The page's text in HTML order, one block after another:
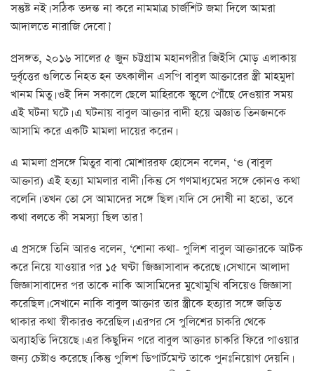
সন্তুষ্ট নই। সঠিক তদন্ত না করে নামমাত্র চার্জশিট জমা দিলে আমরা
আদালতে নারাজি দেবো।’
প্রসঙ্গত, ২০১৬ সালের ৫ জুন চট্টগ্রাম মহানগরীর জিইসি মোড় এলাকায়
দুর্বৃত্তের গুলিতে নিহত হন তৎকালীন এসপি বাবুল আক্তারের স্ত্রী মাহমুদা
খানম মিতু। ওই দিন সকালে ছেলে মাহিরকে স্কুলে পৌঁছে দেওয়ার সময়
এই ঘটনা ঘটে। এ ঘটনায় বাবুল আক্তার বাদী হয়ে অজ্ঞাত তিনজনকে
আসামি করে একটি মামলা দায়ের করেন।
এ মামলা প্রসঙ্গে মিতুর বাবা মোশাররফ হোসেন বলেন, ‘ও (বাবুল
আক্তার) এই হত্যা মামলার বাদী। কিন্তু সে গণমাধ্যমের সঙ্গে কোনও কথা
বলেনি। তখন তো সে আমাদের সঙ্গে ছিল। যদি সে দোষী না হতো, তবে
কথা বলতে কী সমস্যা ছিল তার।’
এ প্রসঙ্গে তিনি আরও বলেন, ‘শোনা কথা- পুলিশ বাবুল আক্তারকে আটক
করে নিয়ে যাওয়ার পর ১৫ ঘণ্টা জিজ্ঞাসাবাদ করেছে। সেখানে আলাদা
জিজ্ঞাসাবাদের পর তাকে নাকি আসামিদের মুখোমুখি বসিয়েও জিজ্ঞাসা
করেছিল। সেখানে নাকি বাবুল আক্তার তার স্ত্রীকে হত্যার সঙ্গে জড়িত
থাকার কথা স্বীকারও করেছিল। এরপর সে পুলিশের চাকরি থেকে
অব্যাহতি দিয়েছে। এর কিছুদিন পরে বাবুল আক্তার চাকরি ফিরে পাওয়ার
জন্য চেষ্টাও করেছে। কিন্তু পুলিশ ডিপার্টমেন্ট তাকে পুনঃনিয়োগ দেয়নি।